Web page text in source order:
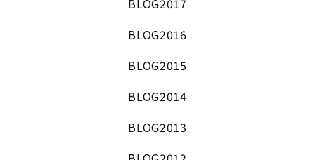
BLOG2017
BLOG2016
BLOG2015
BLOG2014
BLOG2013